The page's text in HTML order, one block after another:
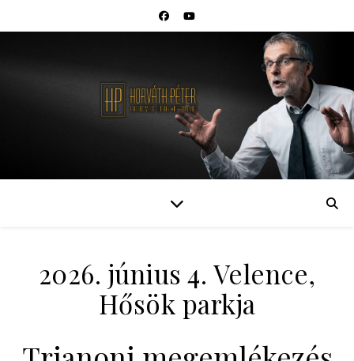
2026. június 4. Velence,
Hősök parkja